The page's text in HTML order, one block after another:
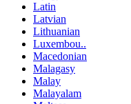
Latin
Latvian
Lithuanian
Luxembou..
Macedonian
Malagasy
Malay
Malayalam